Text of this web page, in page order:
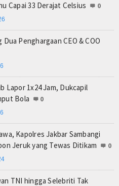
Capai 33 Derajat Celsius
0
Penghargaan CEO & COO
Lapor 1x24 Jam, Dukcapil
Bola
0
Kapolres Jakbar Sambangi
Jeruk yang Tewas Ditikam
0
TNI hingga Selebriti Tak